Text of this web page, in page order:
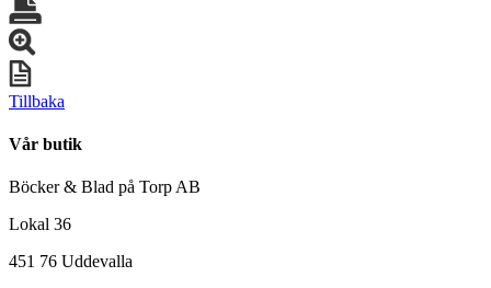
Tillbaka
Vår butik
Böcker & Blad på Torp AB
Lokal 36
451 76 Uddevalla